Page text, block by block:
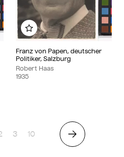
Franz von Papen, deutscher
Politiker, Salzburg
Robert Haas
1935
Add to my album
Page
3 Page
10 Next Page